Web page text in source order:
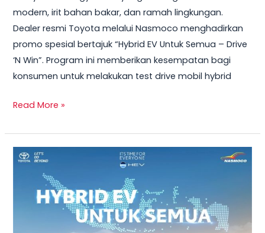
modern, irit bahan bakar, dan ramah lingkungan.
Dealer resmi Toyota melalui Nasmoco menghadirkan
promo spesial bertajuk “Hybrid EV Untuk Semua – Drive
‘N Win”. Program ini memberikan kesempatan bagi
konsumen untuk melakukan test drive mobil hybrid
Drive
Sekarang
&
Bawa
Pulang
TV
GRATIS!
Read More »
Toyota